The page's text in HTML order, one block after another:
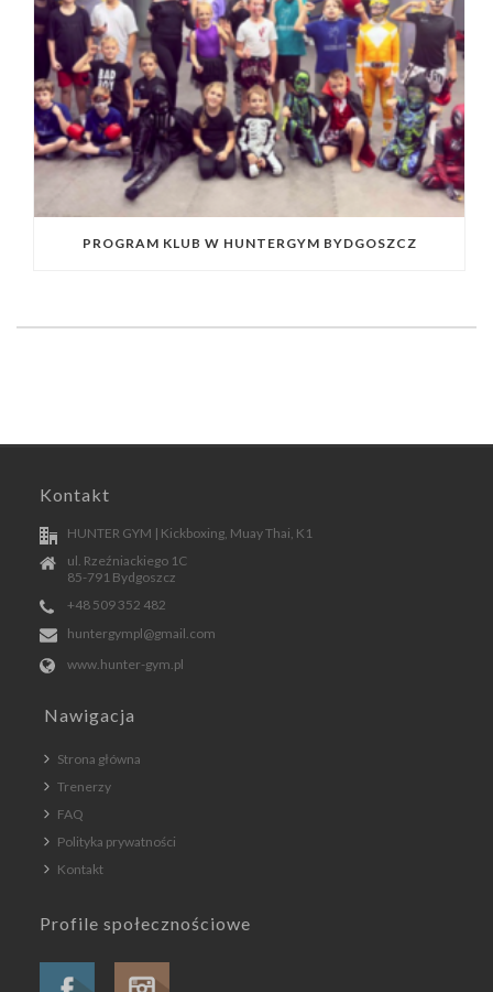
PROGRAM KLUB W HUNTERGYM BYDGOSZCZ
Kontakt
HUNTER GYM | Kickboxing, Muay Thai, K1
ul. Rzeźniackiego 1C
85-791 Bydgoszcz
+48 509 352 482
huntergympl@gmail.com
www.hunter-gym.pl
Nawigacja
Strona główna
Trenerzy
FAQ
Polityka prywatności
Kontakt
Profile społecznościowe